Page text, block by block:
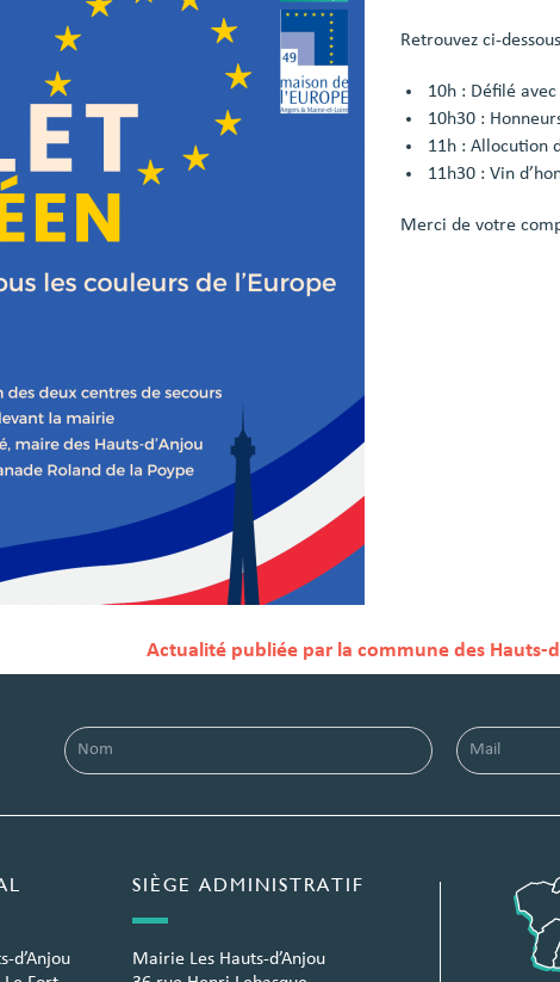
Retrouvez ci-
10h : Défilé
10h30 :
11h : Allocution
11h30 : Vin
Merci de votre
Actualité publiée par la commune des Hauts-
d’Anjou
SIÈGE ADMINISTRATIF
Mairie Les Hauts-d’Anjou